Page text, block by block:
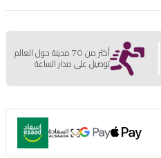
أكثر من 70 مدينة حول العالم
توصيل على مدار الساعة